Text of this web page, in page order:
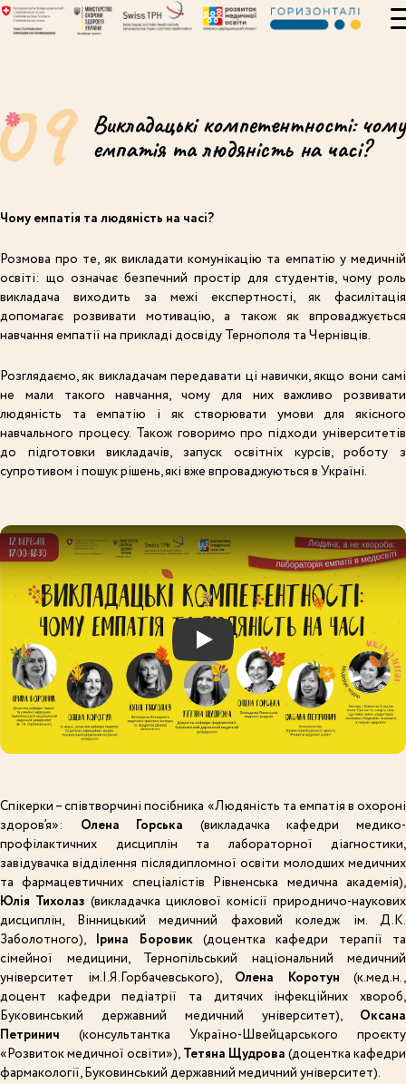
Викладацькі компетентності: чому
емпатія та людяність на часі?
Чому емпатія та людяність на часі?
Розмова про те, як викладати комунікацію та емпатію у медичній
освіті: що означає безпечний простір для студентів, чому роль
викладача виходить за межі експертності, як фасилітація
допомагає розвивати мотивацію, а також як впроваджується
навчання емпатії на прикладі досвіду Тернополя та Чернівців.
Розглядаємо, як викладачам передавати ці навички, якщо вони самі
не мали такого навчання, чому для них важливо розвивати
людяність та емпатію і як створювати умови для якісного
навчального процесу. Також говоримо про підходи університетів
до підготовки викладачів, запуск освітніх курсів, роботу з
супротивом і пошук рішень, які вже впроваджуються в Україні.
Грати відео: Викладацькі компетентності: чому емпатія та
Спікерки – співтворчині посібника «Людяність та емпатія в охороні
здоров’я»: Олена Горська (викладачка кафедри медико-
профілактичних дисциплін та лабораторної діагностики,
завідувачка відділення післядипломної освіти молодших медичних
та фармацевтичних спеціалістів Рівненська медична академія),
Юлія Тихолаз (викладачка циклової комісії природничо-наукових
дисциплін, Вінницький медичний фаховий коледж ім. Д.К.
Заболотного), Ірина Боровик(доцентка кафедри терапії та
сімейної медицини, Тернопільський національний медичний
університет ім.І.Я.Горбачевського), Олена Коротун (к.мед.н.,
доцент кафедри педіатрії та дитячих інфекційних хвороб,
Буковинський державний медичний університет), Оксана
Петринич (консультантка Україно-Швейцарського проєкту
«Розвиток медичної освіти»),Тетяна Щудрова(доцентка кафедри
фармакології, Буковинський державний медичний університет).